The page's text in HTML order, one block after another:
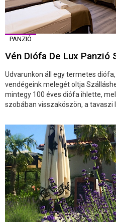
PANZIÓ
Vén Diófa De Lux Panzió
Udvarunkon áll egy termetes
vendégeink melegét oltja
mintegy 100 éves diófa ihlette,
szobában visszaköszön, a tavaszi